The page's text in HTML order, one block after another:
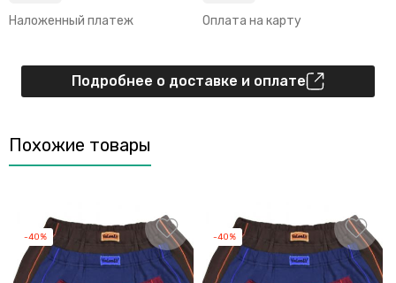
Наложенный платеж Оплата на карту
Подробнее о доставке и оплате
Похожие товары
-40% -40%